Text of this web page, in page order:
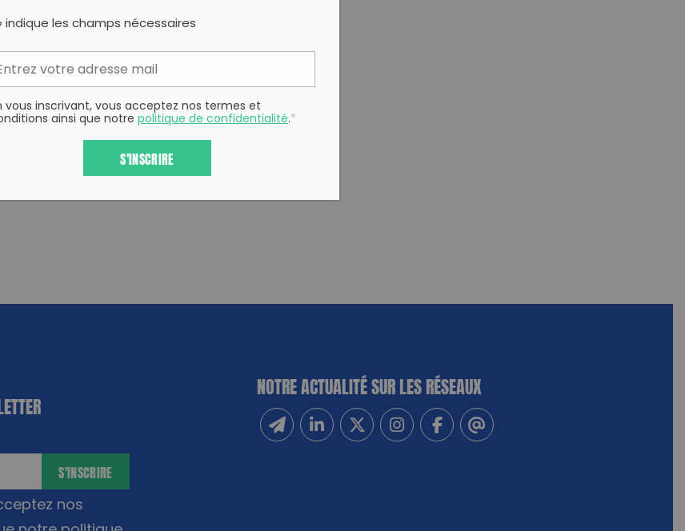
nos
S'INSCRIRE
NOTRE ACTUALITÉ SUR LES RÉSEAUX
indique les champs nécessaires
vous inscrivant, vous acceptez nos termes et
ainsi que notre politique de confidentialité.*
S'INSCRIRE